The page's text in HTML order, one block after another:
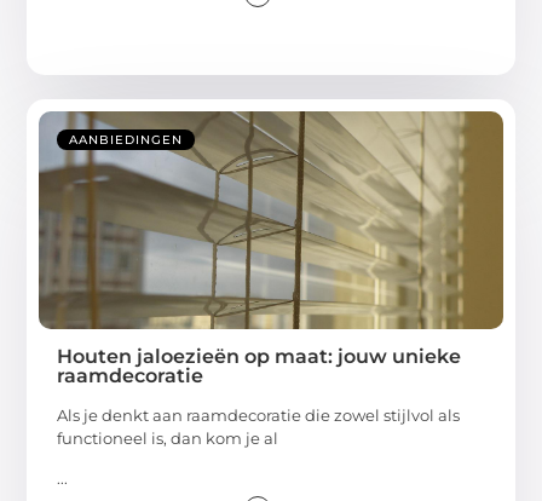
AANBIEDINGEN
Houten jaloezieën op maat: jouw unieke
raamdecoratie
Als je denkt aan raamdecoratie die zowel stijlvol als
functioneel is, dan kom je al
...